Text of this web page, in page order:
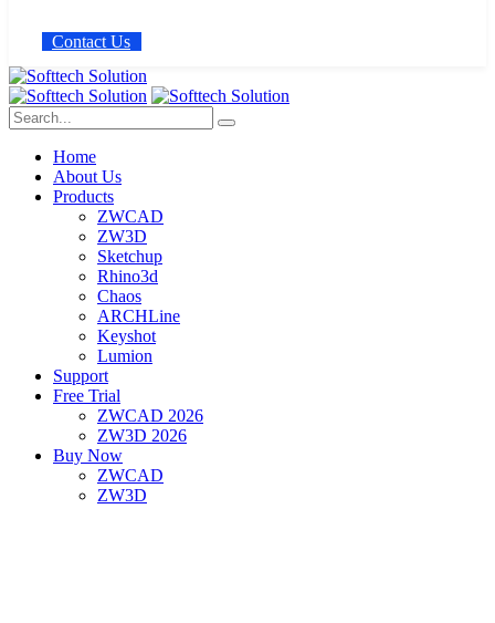
Contact Us
Home
About Us
Products
ZWCAD
ZW3D
Sketchup
Rhino3d
Chaos
ARCHLine
Keyshot
Lumion
Support
Free Trial
ZWCAD 2026
ZW3D 2026
Buy Now
ZWCAD
ZW3D